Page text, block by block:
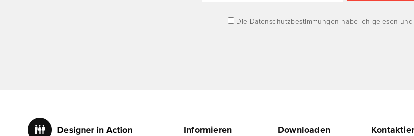
Die Datenschutzbestimmungen habe ich gelesen
Informieren Downloaden